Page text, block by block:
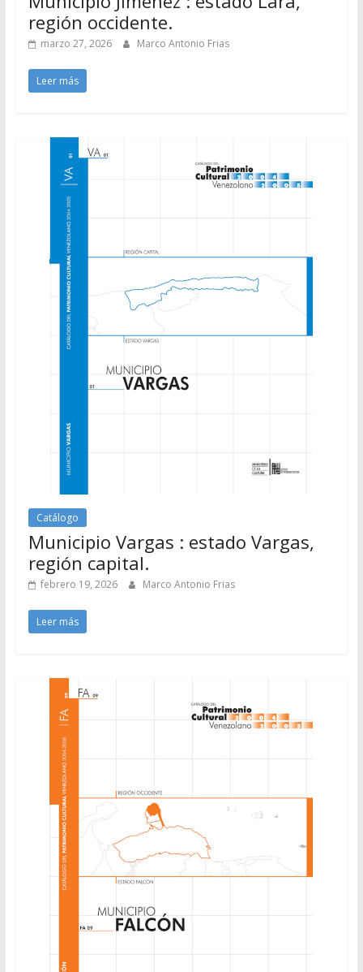
región occidente.
marzo 27, 2026 Marco Antonio Frias
Leer más
Catálogo
Municipio Vargas : estado Vargas,
región capital.
febrero 19, 2026 Marco Antonio Frias
Leer más